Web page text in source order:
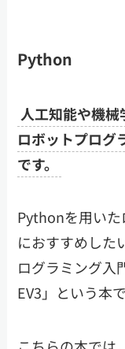
Python
人工知能や機
ロボットプログ
です。
Pythonを用い
におすすめした
ログラミング入
EV3」という本で